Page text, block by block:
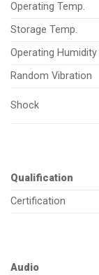
Operating Temp.
Storage Temp.
Operating Humidity
Random Vibration
Shock
Qualification
Certification
Audio